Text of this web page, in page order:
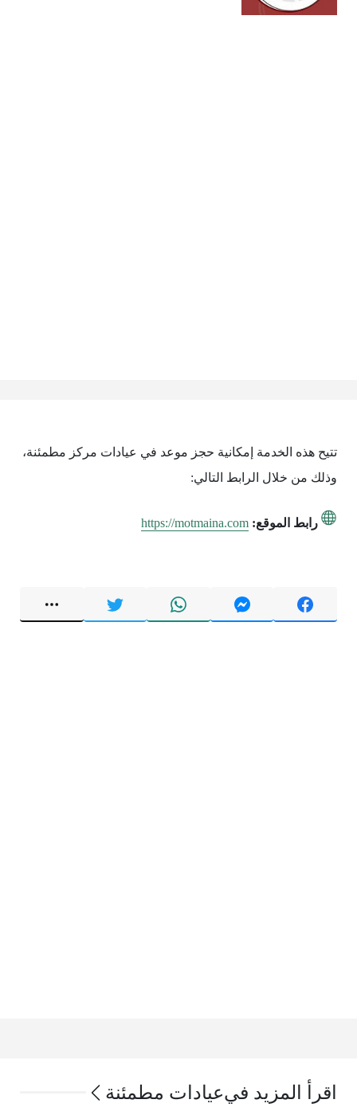
تتيح هذه الخدمة إمكانية حجز موعد في عيادات مركز مطمئنة،
وذلك من خلال الرابط التالي:
رابط الموقع: https://motmaina.com
اقرأ المزيد فيعيادات مطمئنة